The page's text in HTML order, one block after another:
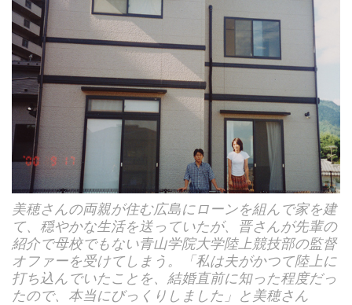
美穂さんの両親が住む広島にローンを組んで家を建
て、穏やかな生活を送っていたが、晋さんが先輩の
紹介で母校でもない青山学院大学陸上競技部の監督
オファーを受けてしまう。「私は夫がかつて陸上に
打ち込んでいたことを、結婚直前に知った程度だっ
たので、本当にびっくりしました」と美穂さん